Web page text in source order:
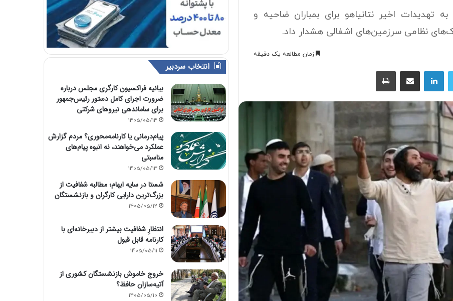
تهدیدات اخیر نتانیاهو برای بمباران ضاحیه و
نظامی سرزمین‌های اشغالی هشدار داد.
زمان مطالعه یک دقیقه
لینکداین انتخاب سردبیر
بیانیه فراکسیون کارگری مجلس درباره
ضرورت اجرای کامل دستور رئیس‌جمهور
برای ساماندهی نیروهای شرکتی
1405/05/14
پیام‌درمانی یا کارنامه‌محوری؟ مردم گزارش
عملکرد می‌خواهند، نه انبوه پیام‌های
مناسبتی
1405/05/13
شستا در سایه ابهام؛ مطالبه شفافیت از
بزرگ‌ترین دارایی کارگران و بازنشستگان
1405/05/12
انتظارِ شفافیت بیشتر از دبیرخانه‌ای با
کارنامه قابل قبول
1405/05/11
خروج خاموش بازنشستگان کشوری از
آتیه‌سازان حافظ؟
1405/05/10